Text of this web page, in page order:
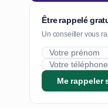
Être rappelé
Un conseiller vous
Me rappeler